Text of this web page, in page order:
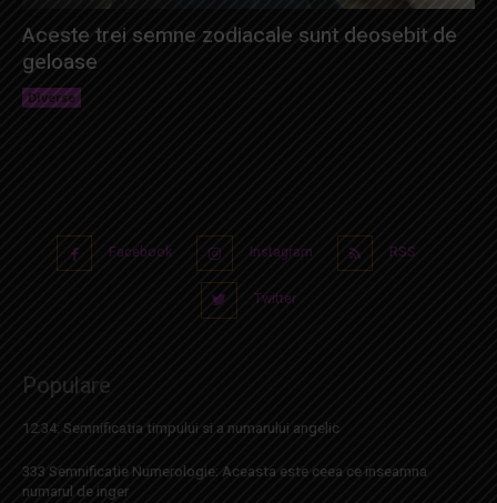
Aceste trei semne zodiacale sunt deosebit de
geloase
Diverse
Facebook Instagram RSS
Twitter
Populare
12:34: Semnificatia timpului si a numarului angelic
333 Semnificatie Numerologie: Aceasta este ceea ce inseamna
numarul de inger